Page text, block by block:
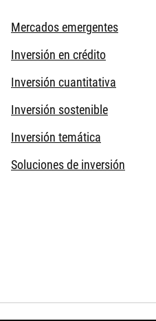
Mercados emergentes
Inversión en crédito
Inversión cuantitativa
Inversión sostenible
Inversión temática
Soluciones de inversión